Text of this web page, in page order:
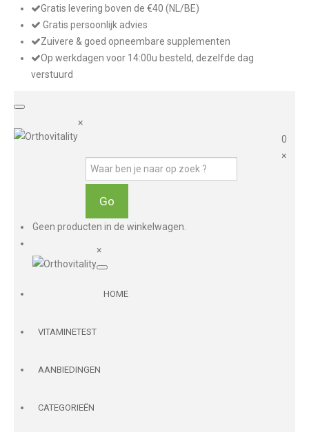
Gratis levering boven de €40 (NL/BE)
Gratis persoonlijk advies
Zuivere & goed opneembare supplementen
Op werkdagen voor 14:00u besteld, dezelfde dag
verstuurd
×
0
×
Geen producten in de winkelwagen.
×
HOME
VITAMINETEST
AANBIEDINGEN
CATEGORIEËN